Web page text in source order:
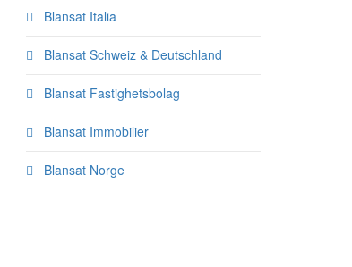
Blansat Italia
Blansat Schweiz & Deutschland
Blansat Fastighetsbolag
Blansat Immobilier
Blansat Norge